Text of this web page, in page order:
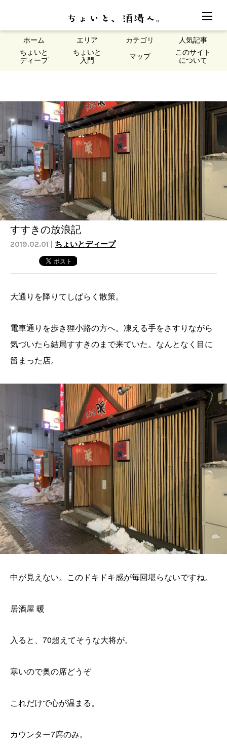
ホーム エリア カテゴリ
人気記事
ちょいと
ディープ
ちょいと
入門
マップ
このサイト
について
すすきの放浪記
2019.02.01 | ちょいとディープ
大通りを降りてしばらく散策。
電車通りを歩き狸小路の方へ。凍える手をさすりながら
気づいたら結局すすきのまで来ていた。なんとなく目に
留まった店。
中が見えない。このドキドキ感が毎回堪らないですね。
居酒屋 暖
入ると、70超えてそうな大将が。
寒いので奥の席どうぞ
これだけで心が温まる。
カウンター7席のみ。